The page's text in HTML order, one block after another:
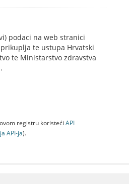
podaci na web stranici
te ustupa Hrvatski
te Ministarstvo zdravstva
registru koristeći API
API-jа).